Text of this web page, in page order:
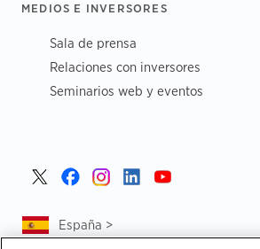
MEDIOS E INVERSORES
Sala de prensa
Relaciones con inversores
Seminarios web y eventos
España >